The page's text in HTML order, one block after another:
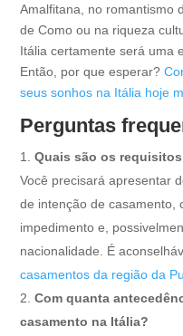
Amalfitana, no romantismo
de Como ou na riqueza
Itália certamente será uma
Então, por que esperar?
seus sonhos na Itália hoje
Perguntas
Quais são os
Você precisará apresentar
de intenção de casamento,
impedimento e,
nacionalidade. É
casamentos da região da
Com quanta
casamento na Itália?